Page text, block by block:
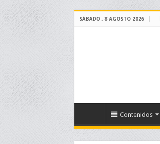
SÁBADO , 8 AGOSTO 2026
Contenidos